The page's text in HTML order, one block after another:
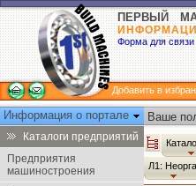
ПЕРВЫЙ
Форма для связи
Добавить в
Информация о портале
Каталоги предприятий
Предприятия
машиностроения
Ваше
Л1: